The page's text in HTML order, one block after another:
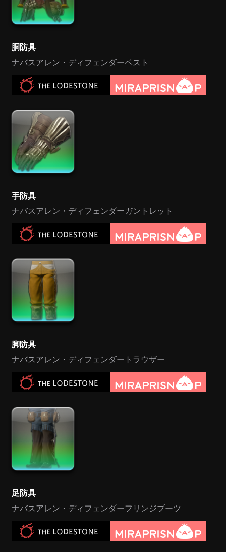
胴防具
ナバスアレン・ディフェンダーベスト
手防具
ナバスアレン・ディフェンダーガントレット
脚防具
ナバスアレン・ディフェンダートラウザー
足防具
ナバスアレン・ディフェンダーフリンジブーツ